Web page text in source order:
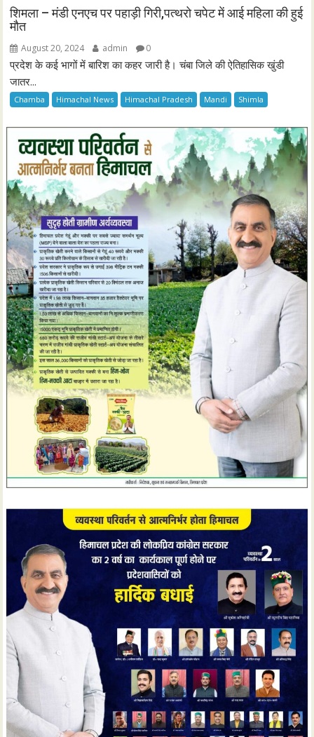
शिमला – मंडी एनएच पर पहाड़ी गिरी,पत्थरो चपेट में आई महिला की हुई
मौत
August 20, 2024 admin 0
प्रदेश के कई भागों में बारिश का कहर जारी है। चंबा जिले की ऐतिहासिक खुंडी
जातर...
Chamba Himachal News Himachal Pradesh Mandi Shimla